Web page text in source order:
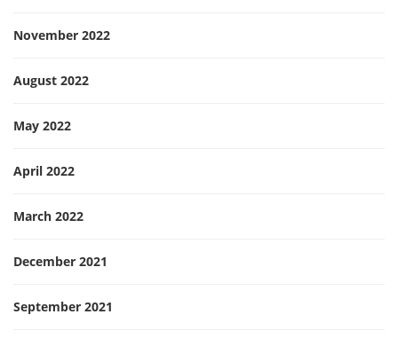
November 2022
August 2022
May 2022
April 2022
March 2022
December 2021
September 2021